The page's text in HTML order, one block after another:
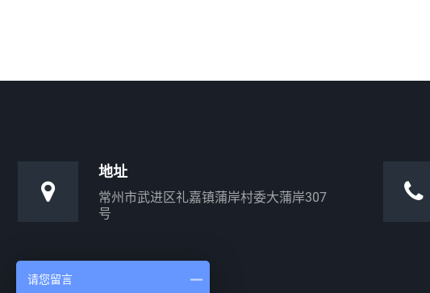
地址
常州市武进区礼嘉镇蒲岸村委大蒲岸307
号
请您留言